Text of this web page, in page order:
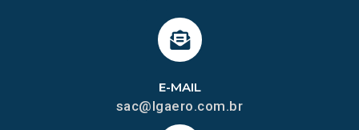
E-MAIL
sac@lgaero.com.br